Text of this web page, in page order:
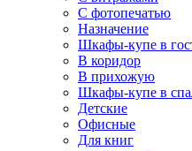
С фотопечатью
Назначение
Шкафы-купе в
В коридор
В прихожую
Шкафы-купе в
Детские
Офисные
Для книг